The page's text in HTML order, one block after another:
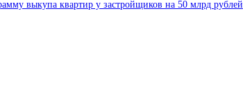
выкупа квартир у застройщиков на 50 млрд рублей